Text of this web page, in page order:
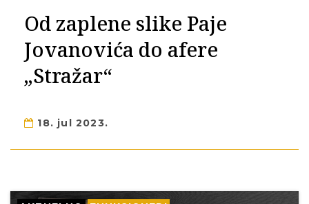
Od zaplene slike Paje
Jovanovića do afere
„Stražar“
18. jul 2023.